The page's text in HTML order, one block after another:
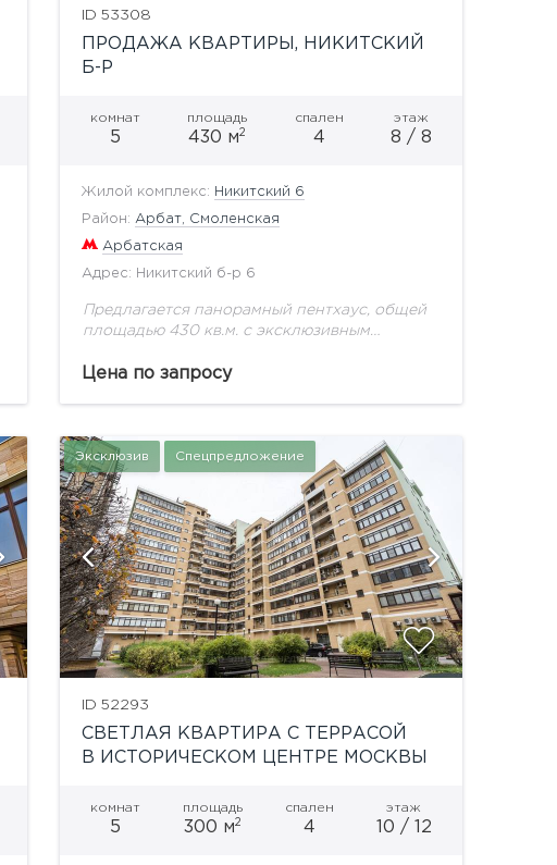
ID 53308
ПРОДАЖА КВАРТИРЫ, НИКИТСКИЙ
Б-Р
комнат
5
площадь
430 м2
спален
4
этаж
8 / 8
Жилой комплекс: Никитский 6
Район: Арбат, Смоленская
Арбатская
Адрес: Никитский б-р 6
Предлагается панорамный пентхаус, общей
площадью 430 кв.м. с эксклюзивным
с видами на Кремль.«Никитский 6» – жилой
Цена по запросу
Эксклюзив Спецпредложение
ID 52293
СВЕТЛАЯ КВАРТИРА С ТЕРРАСОЙ
В ИСТОРИЧЕСКОМ ЦЕНТРЕ МОСКВЫ
комнат
5
площадь
300 м2
спален
4
этаж
10 / 12